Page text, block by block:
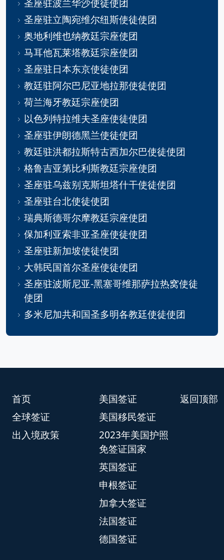
圣座驻波兰华沙使徒使团
圣座驻立陶宛维尔纽斯使徒使团
奥地利维也纳教廷宗座使团
马耳他瓦莱塔教廷宗座使团
圣座驻日本东京使徒使团
教廷驻阿尔巴尼亚地拉那使徒使团
荷兰海牙教廷宗座使团
以色列特拉维夫圣座使徒使团
圣座驻伊朗德黑兰使徒使团
教廷驻洪都拉斯特古西加尔巴使徒使团
格鲁吉亚第比利斯教廷宗座使团
圣座驻乌兹别克斯坦塔什干使徒使团
圣座驻台北使徒使团
瑞典斯德哥尔摩教廷宗座使团
保加利亚索非亚圣座使徒使团
圣座驻新加坡使徒使团
大韩民国首尔圣座使徒使团
圣座驻波斯尼亚-黑塞哥维那萨拉热窝使徒
使团
多米尼加共和国圣多明各教廷使徒使团
返回顶部
首页
全球签证
出入境政策
美国签证
美国移民签证
2023年美国护照
免签证国家
英国签证
申根签证
加拿大签证
法国签证
德国签证